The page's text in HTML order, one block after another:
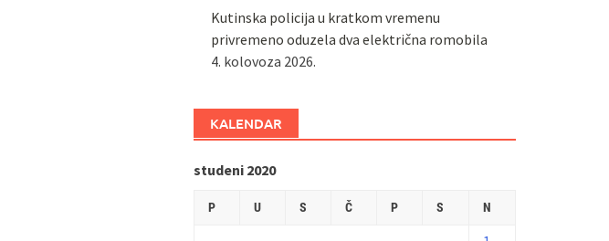
Kutinska policija u kratkom vremenu
privremeno oduzela dva električna romobila
4. kolovoza 2026.
KALENDAR
studeni 2020
P U S Č P S N